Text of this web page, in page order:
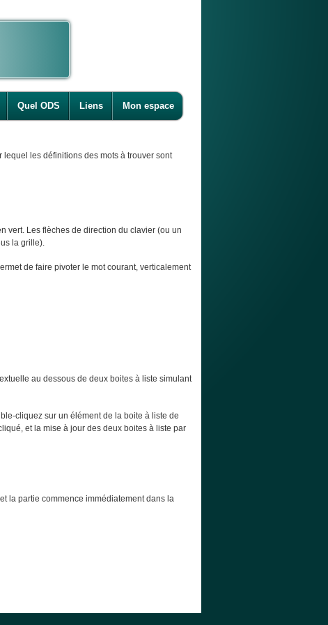
Quel ODS Liens Mon espace
les définitions des mots à trouver sont
vert. Les flèches de direction du clavier (ou un
la grille).
de faire pivoter le mot courant, verticalement
au dessous de deux boites à liste simulant
cliquez sur un élément de la boite à liste de
et la mise à jour des deux boites à liste par
la partie commence immédiatement dans la